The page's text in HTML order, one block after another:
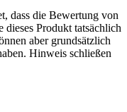
dass die Bewertung von
Produkt tatsächlich
aber grundsätzlich
Hinweis schließen